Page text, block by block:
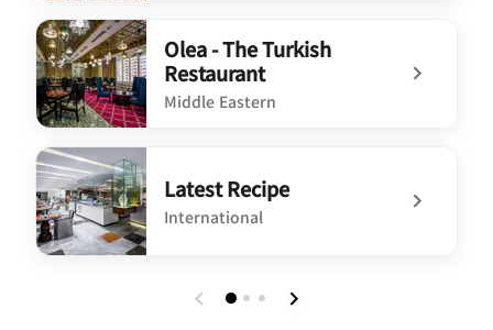
undefined Favola
Olea - The Turkish
Restaurant
Middle Eastern
undefined Olea - The Turkish Restaurant
Latest Recipe
International
undefined Latest Recipe